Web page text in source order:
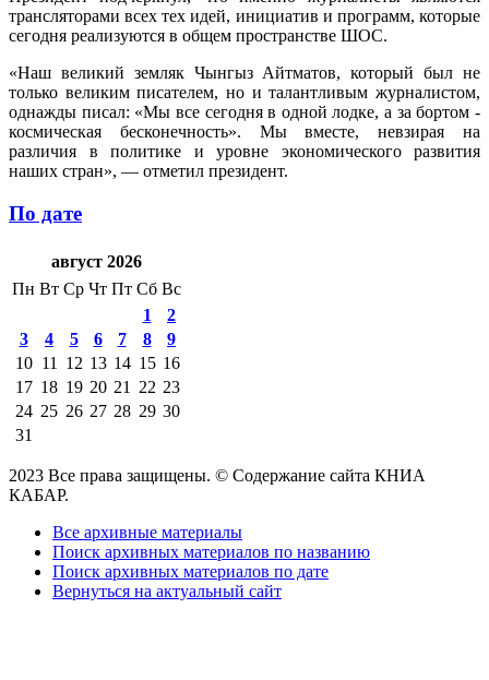
трансляторами всех тех идей, инициатив и программ, которые
сегодня реализуются в общем пространстве ШОС.
«Наш великий земляк Чынгыз Айтматов, который был не
только великим писателем, но и талантливым журналистом,
однажды писал: «Мы все сегодня в одной лодке, а за бортом -
космическая бесконечность». Мы вместе, невзирая на
различия в политике и уровне экономического развития
наших стран», — отметил президент.
По дате
август 2026
Пн Вт Ср Чт Пт Сб Вс
1
2
3
4 5 6 7 8
9
10 11 12 13 14 15 16
17 18 19 20 21 22 23
24 25 26 27 28 29 30
31
2023 Все права защищены. © Содержание сайта КНИА
КАБАР.
Все архивные материалы
Поиск архивных материалов по названию
Поиск архивных материалов по дате
Вернуться на актуальный сайт